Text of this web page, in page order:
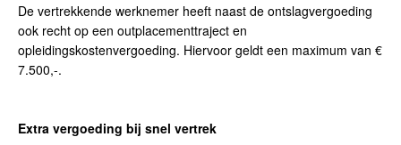
De vertrekkende werknemer heeft naast de ontslagvergoeding
ook recht op een outplacementtraject en
opleidingskostenvergoeding. Hiervoor geldt een maximum van €
7.500,-.
Extra vergoeding bij snel vertrek